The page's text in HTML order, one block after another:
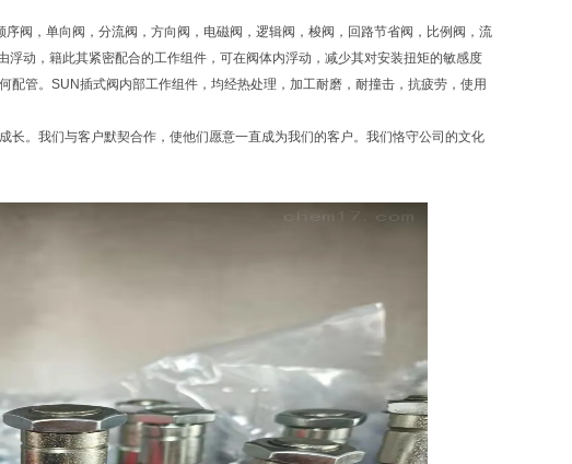
阀，单向阀，分流阀，方向阀，电磁阀，逻辑阀，梭阀，回路节省阀，比例阀，流
动，籍此其紧密配合的工作组件，可在阀体内浮动，减少其对安装扭矩的敏感度
管。SUN插式阀内部工作组件，均经热处理，加工耐磨，耐撞击，抗疲劳，使用
。我们与客户默契合作，使他们愿意一直成为我们的客户。我们恪守公司的文化